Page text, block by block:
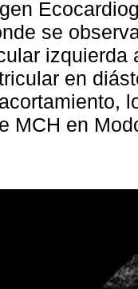
se
en
MCH en